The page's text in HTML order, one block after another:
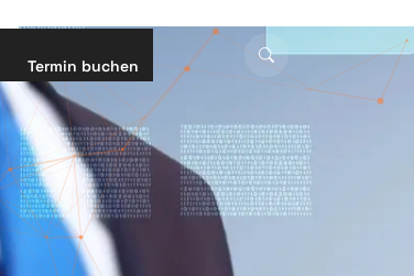
Termin buchen